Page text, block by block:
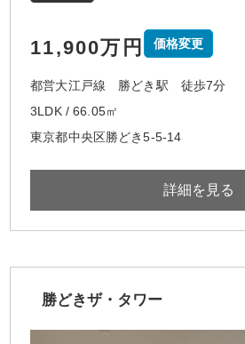
11,900万円 価格変更
都営大江戸線 勝どき駅 徒歩7分
3LDK / 66.05㎡
東京都中央区勝どき5-5-14
詳細を見る
勝どきザ・タワー